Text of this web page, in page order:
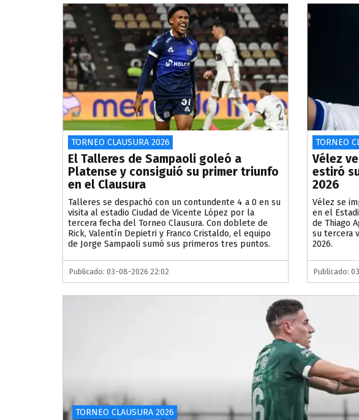
TORNEO CLAUSURA 2026
El Talleres de Sampaoli goleó a
Platense y consiguió su primer triunfo
en el Clausura
Talleres se despachó con un contundente 4 a 0 en su
visita al estadio Ciudad de Vicente López por la
tercera fecha del Torneo Clausura. Con doblete de
Rick, Valentín Depietri y Franco Cristaldo, el equipo
de Jorge Sampaoli sumó sus primeros tres puntos.
Publicado: 03-08-2026 22:02
TORNEO
Vélez
estiró
2026
Vélez se
en el
de Thiago
su tercera
2026.
Publicado:
TORNEO CLAUSURA 2026